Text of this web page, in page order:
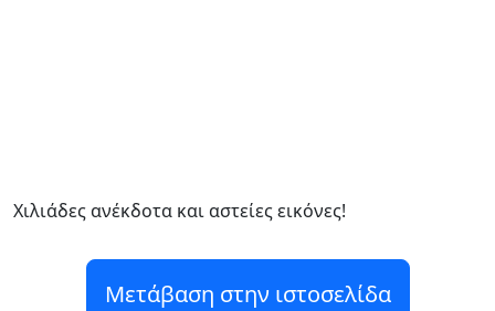
Χιλιάδες ανέκδοτα και αστείες εικόνες!
Μετάβαση στην ιστοσελίδα